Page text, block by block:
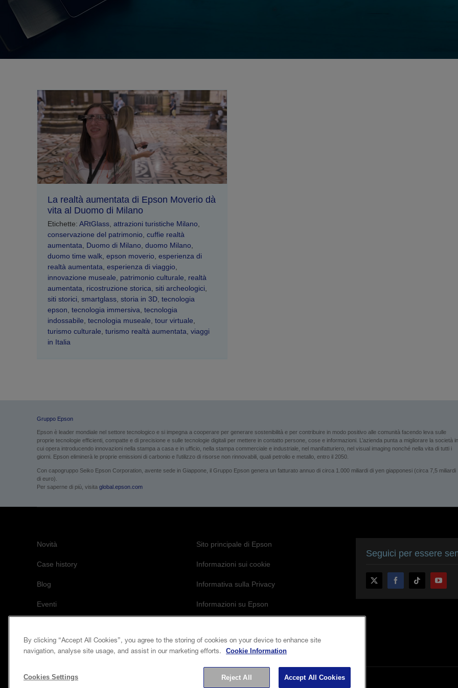
La realtà aumentata di Epson Moverio dà
vita al Duomo di Milano
Etichette: ARtGlass, attrazioni turistiche Milano,
conservazione del patrimonio, cuffie realtà
aumentata, Duomo di Milano, duomo Milano,
duomo time walk, epson moverio, esperienza di
realtà aumentata, esperienza di viaggio,
innovazione museale, patrimonio culturale, realtà
aumentata, ricostruzione storica, siti archeologici,
siti storici, smartglass, storia in 3D, tecnologia
epson, tecnologia immersiva, tecnologia
indossabile, tecnologia museale, tour virtuale,
turismo culturale, turismo realtà aumentata, viaggi
in Italia
Gruppo Epson
Epson è leader mondiale nel settore tecnologico e si impegna a cooperare per generare sostenibilità e per contribuire in modo positivo alle comunità facendo leva sulle
proprie tecnologie efficienti, compatte e di precisione e sulle tecnologie digitali per mettere in contatto persone, cose e informazioni. L’azienda punta a migliorare la società in
cui opera introducendo innovazioni nella stampa a casa e in ufficio, nella stampa commerciale e industriale, nel manifatturiero, nel visual imaging nonché nella vita di tutti i
giorni. Epson eliminerà le proprie emissioni di carbonio e l’utilizzo di risorse non rinnovabili, quali petrolio e metallo, entro il 2050.
Con capogruppo Seiko Epson Corporation, avente sede in Giappone, il Gruppo Epson genera un fatturato annuo di circa 1.000 miliardi di yen giapponesi (circa 7,5 miliardi
di euro).
Per saperne di più, visita global.epson.com
Novità
Case history
Blog
Eventi
Sito principale di Epson
Informazioni sui cookie
Informativa sulla Privacy
Informazioni su Epson
Seguici per essere
By clicking “Accept All Cookies”, you agree to the storing of cookies on your device to enhance site
navigation, analyse site usage, and assist in our marketing efforts.
Cookie Information
Cookies Settings Reject All Accept All Cookies